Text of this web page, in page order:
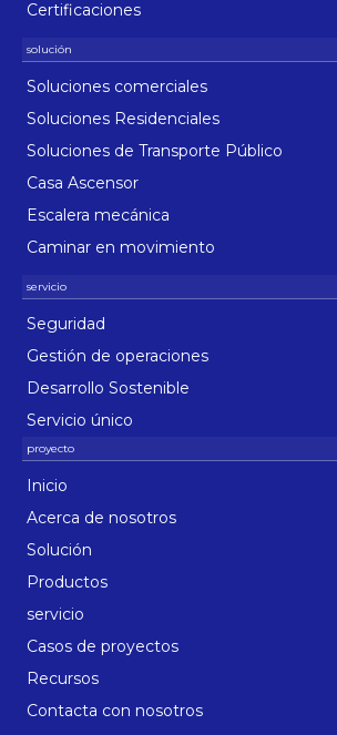
Certificaciones
Soluciones comerciales
Soluciones Residenciales
Soluciones de Transporte Público
Casa Ascensor
Escalera mecánica
Caminar en movimiento
Seguridad
Gestión de operaciones
Desarrollo Sostenible
Servicio único
Inicio
Acerca de nosotros
Solución
Productos
servicio
Casos de proyectos
Recursos
Contacta con nosotros